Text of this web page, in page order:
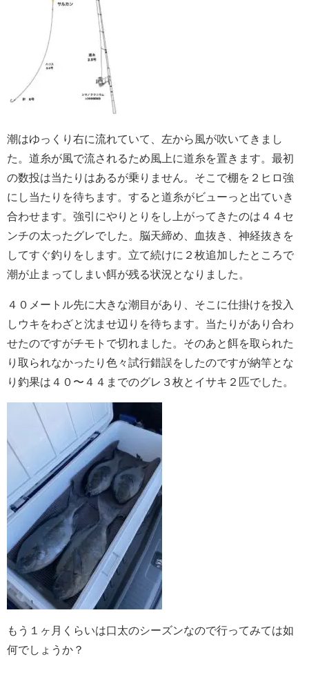
潮はゆっくり右に流れていて、左から風が吹いてきまし
た。道糸が風で流されるため風上に道糸を置きます。最初
の数投は当たりはあるが乗りません。そこで棚を２ヒロ強
にし当たりを待ちます。すると道糸がビューっと出ていき
合わせます。強引にやりとりをし上がってきたのは４４セ
ンチの太ったグレでした。脳天締め、血抜き、神経抜きを
してすぐ釣りをします。立て続けに２枚追加したところで
潮が止まってしまい餌が残る状況となりました。
４０メートル先に大きな潮目があり、そこに仕掛けを投入
しウキをわざと沈ませ辺りを待ちます。当たりがあり合わ
せたのですがチモトで切れました。そのあと餌を取られた
り取られなかったり色々試行錯誤をしたのですが納竿とな
り釣果は４０〜４４までのグレ３枚とイサキ２匹でした。
もう１ヶ月くらいは口太のシーズンなので行ってみては如
何でしょうか？